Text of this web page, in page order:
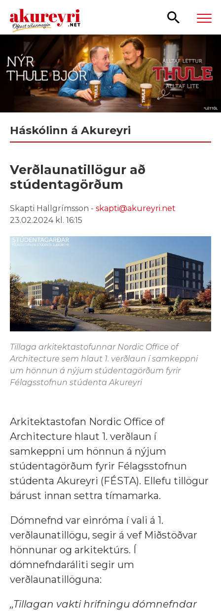
Leita
Háskólinn á Akureyri
Verðlaunatillögur að
stúdentagörðum
Skapti Hallgrímsson - skapti@akureyri.net
23.02.2024 kl. 16:15
Tillaga arkitektastofunnar Nordic Office of
Architecture sem hlaut 1. verðlaun í samkeppni
um hönnun á nýjum stúdentagörðum fyrir
Félagsstofnun stúdenta Akureyri
Arkitektastofan Nordic Office of
Architecture hlaut 1. verðlaun í
samkeppni um hönnun á nýjum
stúdentagörðum fyrir Félagsstofnun
stúdenta Akureyri (FÉSTA). Ellefu tillögur
bárust innan settra tímamarka.
Dómnefnd var einróma í vali á 1.
verðlaunatillögu, segir á vef Miðstöðvar
hönnunar og arkitektúrs. Í
dómnefndaráliti segir um
verðlaunatillöguna:
,,Tillagan vakti hrifningu dómnefndar